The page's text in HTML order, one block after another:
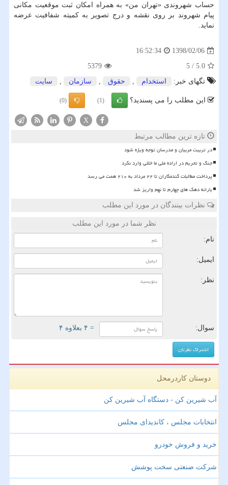
حساب شهروندی «تهران من» به همراه امكان ثبت موقعیت مكانی
پیام شهروند بر روی نقشه و درج تصویر به كمیته شفافیت عرضه
نماید.
1398/02/06
16:52:34
5.0
/
5
5379
تگهای خبر:
استخدام , حقوق , سازمان , سایت
این مطلب را می پسندید؟ (1)
(0)
X
تازه ترین مطالب مرتبط
در تربیت مربیان و مدرسان توجه ویژه شود
جنگ و تحریم در اراده ملی ما خللی وارد نکرد
پرداخت مطالبات گندمکاران تا ۲۲ مرداد به ۲۱۰ همت می رسد
یارانه دهک های چهارم تا نهم واریز شد
نظرات بینندگان در مورد این مطلب
نظر شما در مورد این مطلب
نام:
ایمیل:
نظر:
سوال: = ۴ بعلاوه ۴
دوستان کاردرمحل
آب شیرین کن - دستگاه آب شیرین کن
انتخابات مجلس ، کاندیدای مجلس
خرید و فروش خودرو
شرکت صنعتی سخت پوشش